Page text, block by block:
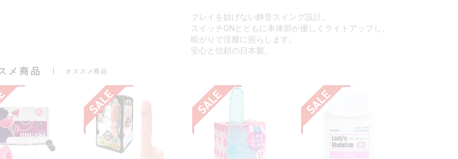
プレイを妨げない静音スイング設計。
スイッチONとともに本体部が優しくライトアップし、
暗がりで淫靡に照らします。
安心と信頼の日本製。
メ商品 オススメ商品